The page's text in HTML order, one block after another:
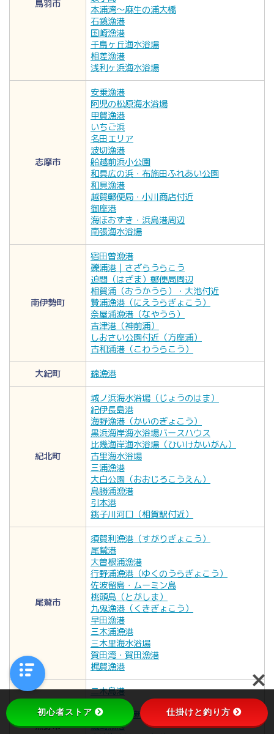
鳥羽市
本浦湾〜麻生の浦大橋
石鏡漁港
国崎漁港
千鳥ヶ丘海水浴場
相差漁港
浅利ヶ浜海水浴場
志摩市
安乗漁港
阿児の松原海水浴場
甲賀漁港
いちご浜
名田エリア
波切漁港
船越前浜小公園
和具広の浜・布施田ふれあい公園
和具漁港
越賀郵便局・小川商店付近
御座港
海ほおずき・浜島港周辺
南張海水浴場
南伊勢町
宿田曽漁港
礫浦港｜さざらうらこう
迫間（はざま）郵便局周辺
相賀浦（おうかうら）・大池付近
贄浦漁港（にえうらぎょこう）
奈屋浦漁港（なやうら）
吉津港（神前浦）
しおさい公園付近（方座浦）
古和浦港（こわうらこう）
大紀町
錦漁港
紀北町
城ノ浜海水浴場（じょうのはま）
紀伊長島港
海野漁港（かいのぎょこう）
黒浜海岸海水浴場バースハウス
比幾海岸海水浴場（ひいけかいがん）
古里海水浴場
三浦漁港
大白公園（おおじろこうえん）
島勝浦漁港
引本港
銚子川河口（相賀駅付近）
尾鷲市
須賀利漁港（すがりぎょこう）
尾鷲港
大曽根浦漁港
行野浦漁港（ゆくのうらぎょこう）
佐波留島・ムーミン島
桃頭島（とがしま）
九鬼漁港（くきぎょこう）
早田漁港
三木浦漁港
三木里海水浴場
賀田湾・賀田漁港
梶賀漁港
熊野市
二木島港
新鹿漁港・新鹿鹿海岸公園
磯崎漁港
初心者ストア 仕掛けと釣り方